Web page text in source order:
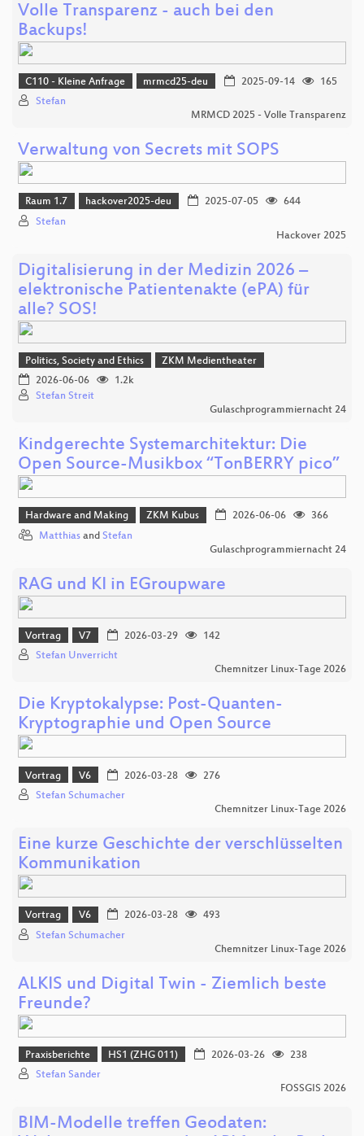
Volle Transparenz - auch bei den
Backups!
C110 - Kleine Anfrage mrmcd25-deu 2025-09-14
165
Stefan
MRMCD 2025 - Volle Transparenz
Verwaltung von Secrets mit SOPS
Raum 1.7 hackover2025-deu 2025-07-05
644
Stefan
Hackover 2025
Digitalisierung in der Medizin 2026 –
elektronische Patientenakte (ePA) für
alle? SOS!
Politics, Society and Ethics
ZKM Medientheater
2026-06-06
1.2k
Stefan Streit
Gulaschprogrammiernacht 24
Kindgerechte Systemarchitektur: Die
Open Source-Musikbox “TonBERRY pico”
Hardware and Making ZKM Kubus 2026-06-06
366
Matthias and Stefan
Gulaschprogrammiernacht 24
RAG und KI in EGroupware
Vortrag V7 2026-03-29
142
Stefan Unverricht
Chemnitzer Linux-Tage 2026
Die Kryptokalypse: Post-Quanten-
Kryptographie und Open Source
Vortrag V6 2026-03-28
276
Stefan Schumacher
Chemnitzer Linux-Tage 2026
Eine kurze Geschichte der verschlüsselten
Kommunikation
Vortrag V6 2026-03-28
493
Stefan Schumacher
Chemnitzer Linux-Tage 2026
ALKIS und Digital Twin - Ziemlich beste
Freunde?
Praxisberichte HS1 (ZHG 011) 2026-03-26
238
Stefan Sander
FOSSGIS 2026
BIM-Modelle treffen Geodaten: